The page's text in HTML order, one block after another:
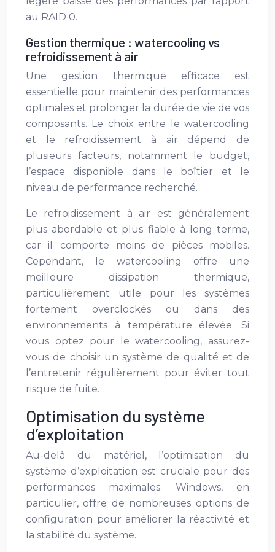
au RAID 0.
Gestion thermique : watercooling vs
refroidissement à air
Une gestion thermique efficace est
essentielle pour maintenir des performances
optimales et prolonger la durée de vie de vos
composants. Le choix entre le watercooling
et le refroidissement à air dépend de
plusieurs facteurs, notamment le budget,
l’espace disponible dans le boîtier et le
niveau de performance recherché.
Le refroidissement à air est généralement
plus abordable et plus fiable à long terme,
car il comporte moins de pièces mobiles.
Cependant, le watercooling offre une
meilleure dissipation thermique,
particulièrement utile pour les systèmes
fortement overclockés ou dans des
environnements à température élevée. Si
vous optez pour le watercooling, assurez-
vous de choisir un système de qualité et de
l’entretenir régulièrement pour éviter tout
risque de fuite.
Optimisation du système
d’exploitation
Au-delà du matériel, l’optimisation du
système d’exploitation est cruciale pour des
performances maximales. Windows, en
particulier, offre de nombreuses options de
configuration pour améliorer la réactivité et
la stabilité du système.